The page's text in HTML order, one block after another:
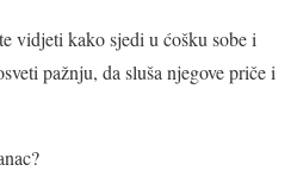
vidjeti kako sjedi u ćošku sobe i
pažnju, da sluša njegove priče i